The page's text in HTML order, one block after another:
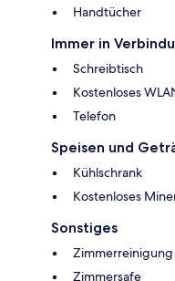
Handtücher
Immer in
Schreibtisch
Kostenloses
Telefon
Speisen und
Kühlschrank
Kostenloses
Sonstiges
Zimmersafe